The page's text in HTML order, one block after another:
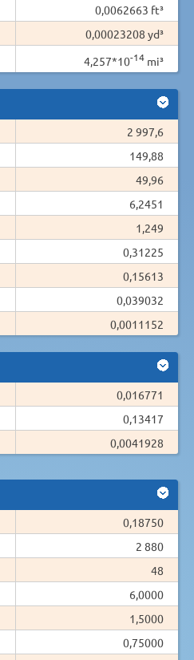
0,0062663 ft³
0,00023208 yd³
4,257*10-14 mi³
2 997,6
149,88
49,96
6,2451
1,249
0,31225
0,15613
0,039032
0,0011152
0,016771
0,13417
0,0041928
0,18750
2 880
48
6,0000
1,5000
0,75000